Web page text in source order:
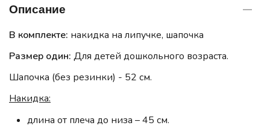
Описание
В комплекте: накидка на липучке, шапочка
Размер один: Для детей дошкольного возраста.
Шапочка (без резинки) - 52 см.
Накидка:
длина от плеча до низа – 45 см.